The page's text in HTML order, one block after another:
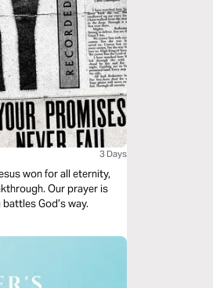
3 Days
won for all eternity,
Our prayer is
God’s way.